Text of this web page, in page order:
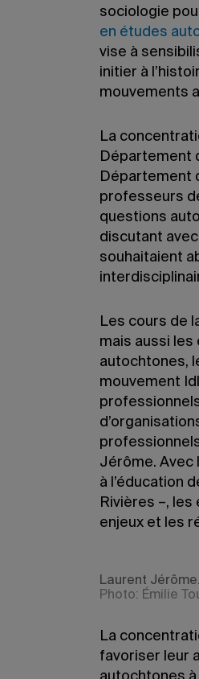
sociologie
en études
vise à
initier à
mouvements
La
Département
Département
professeurs
questions
discutant
souhaitaient
Les cours de
mais aussi
autochtones,
mouvement
Jérôme. Avec
à l’éducation
Rivières –,
enjeux et les
Laurent Jérôme.
Photo: Émilie
La
favoriser leur